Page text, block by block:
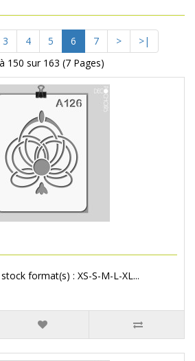
3 4 5 6 7 >
>|
150 sur 163 (7 Pages)
format(s) : XS-S-M-L-XL...